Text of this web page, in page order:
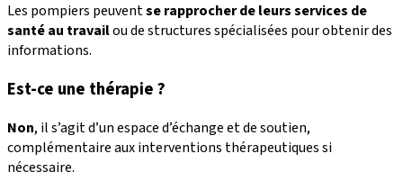
Les pompiers peuventse rapprocher de leurs services de
santé au travailou de structures spécialisées pour obtenir des
informations.
Est-ce une thérapie ?
Non, il s’agit d’un espace d’échange et de soutien,
complémentaire aux interventions thérapeutiques si
nécessaire.